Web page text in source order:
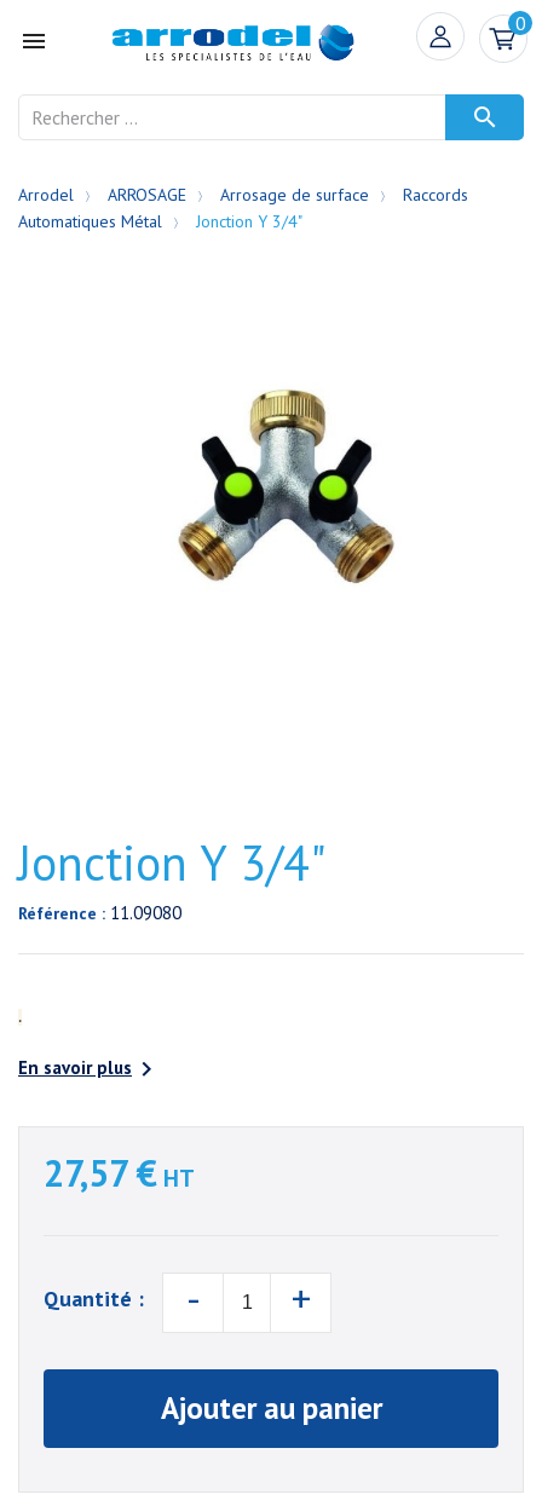

0

Arrodel ARROSAGE Arrosage de surface
Raccords
Automatiques Métal
Jonction Y 3/4"
Jonction Y 3/4"
Référence : 11.09080
.
En savoir plus 
27,57 € HT
Quantité : - +
Ajouter au panier